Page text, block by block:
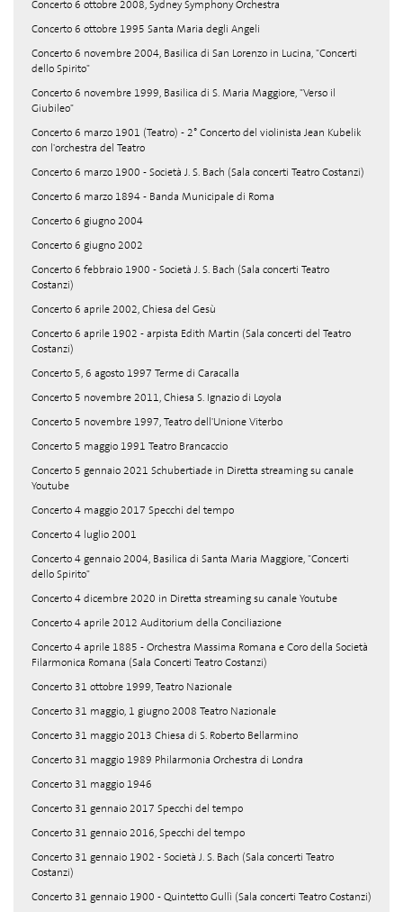
Concerto 6 ottobre 2008, Sydney Symphony Orchestra
Concerto 6 ottobre 1995 Santa Maria degli Angeli
Concerto 6 novembre 2004, Basilica di San Lorenzo in Lucina, "Concerti
dello Spirito"
Concerto 6 novembre 1999, Basilica di S. Maria Maggiore, "Verso il
Giubileo"
Concerto 6 marzo 1901 (Teatro) - 2° Concerto del violinista Jean Kubelik
con l'orchestra del Teatro
Concerto 6 marzo 1900 - Società J. S. Bach (Sala concerti Teatro Costanzi)
Concerto 6 marzo 1894 - Banda Municipale di Roma
Concerto 6 giugno 2004
Concerto 6 giugno 2002
Concerto 6 febbraio 1900 - Società J. S. Bach (Sala concerti Teatro
Costanzi)
Concerto 6 aprile 2002, Chiesa del Gesù
Concerto 6 aprile 1902 - arpista Edith Martin (Sala concerti del Teatro
Costanzi)
Concerto 5, 6 agosto 1997 Terme di Caracalla
Concerto 5 novembre 2011, Chiesa S. Ignazio di Loyola
Concerto 5 novembre 1997, Teatro dell'Unione Viterbo
Concerto 5 maggio 1991 Teatro Brancaccio
Concerto 5 gennaio 2021 Schubertiade in Diretta streaming su canale
Youtube
Concerto 4 maggio 2017 Specchi del tempo
Concerto 4 luglio 2001
Concerto 4 gennaio 2004, Basilica di Santa Maria Maggiore, "Concerti
dello Spirito"
Concerto 4 dicembre 2020 in Diretta streaming su canale Youtube
Concerto 4 aprile 2012 Auditorium della Conciliazione
Concerto 4 aprile 1885 - Orchestra Massima Romana e Coro della Società
Filarmonica Romana (Sala Concerti Teatro Costanzi)
Concerto 31 ottobre 1999, Teatro Nazionale
Concerto 31 maggio, 1 giugno 2008 Teatro Nazionale
Concerto 31 maggio 2013 Chiesa di S. Roberto Bellarmino
Concerto 31 maggio 1989 Philarmonia Orchestra di Londra
Concerto 31 maggio 1946
Concerto 31 gennaio 2017 Specchi del tempo
Concerto 31 gennaio 2016, Specchi del tempo
Concerto 31 gennaio 1902 - Società J. S. Bach (Sala concerti Teatro
Costanzi)
Concerto 31 gennaio 1900 - Quintetto Gullì (Sala concerti Teatro Costanzi)